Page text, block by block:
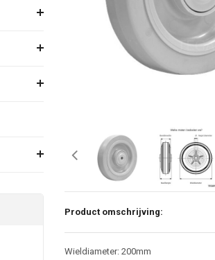
Product omschrijving:
Wieldiameter: 200mm